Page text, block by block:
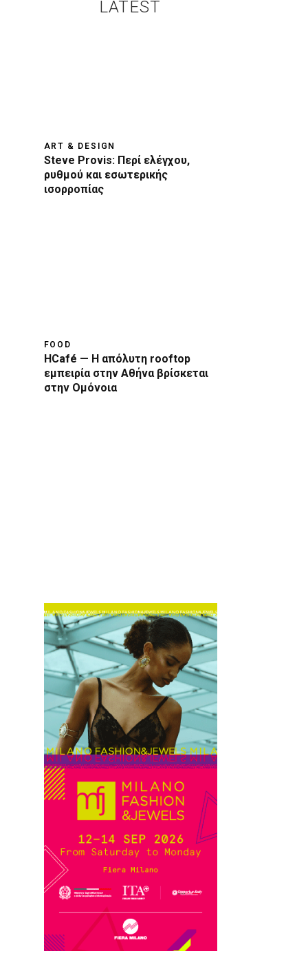
LATEST
ART & DESIGN
Steve Provis: Περί ελέγχου,
ρυθμού και εσωτερικής
ισορροπίας
FOOD
HCafé — Η απόλυτη rooftop
εμπειρία στην Αθήνα βρίσκεται
στην Ομόνοια